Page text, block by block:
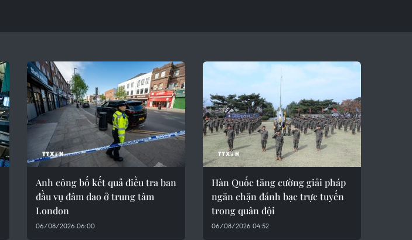
Anh công bố kết quả điều tra ban
đầu vụ đâm dao ở trung tâm
London
06/08/2026 06:00
Hàn Quốc tăng cường giải pháp
ngăn chặn đánh bạc trực tuyến
trong quân đội
06/08/2026 04:52